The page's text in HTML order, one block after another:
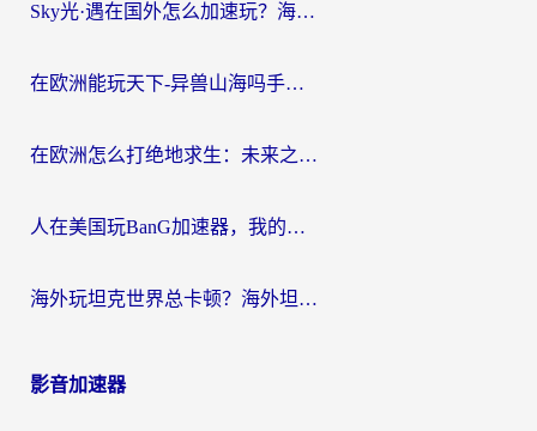
Sky光·遇在国外怎么加速玩？海外党亲测有效的国服游戏加速指南
在欧洲能玩天下-异兽山海吗手游？海外玩家的加速器生存指南
在欧洲怎么打绝地求生：未来之役不卡？留学生亲测的加速器避坑指南
人在美国玩BanG加速器，我的延迟终于绿了
海外玩坦克世界总卡顿？海外坦克世界加速器有哪些？实测好用的选择在这里
影音加速器